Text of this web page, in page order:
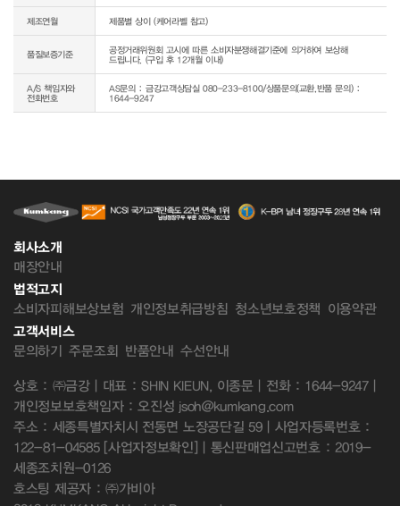
제조연월 제품별 상이 (케어라벨 참고)
품질보증기준
공정거래위원회 고시에 따른 소비자분쟁해결기준에 의거하여 보상해
드립니다. (구입 후 12개월 이내)
A/S 책임자와
전화번호
AS문의 : 금강고객상담실 080-233-8100/상품문의(교환,반품 문의) :
1644-9247
회사소개
매장안내
법적고지
소비자피해보상보험 개인정보취급방침 청소년보호정책 이용약관
고객서비스
문의하기 주문조회 반품안내 수선안내
상호 : ㈜금강 | 대표 : SHIN KIEUN, 이종문 | 전화 : 1644-9247 |
개인정보보호책임자 : 오진성 jsoh@kumkang.com
주소 : 세종특별자치시 전동면 노장공단길 59 | 사업자등록번호 :
122-81-04585 [사업자정보확인] | 통신판매업신고번호 : 2019-
세종조치원-0126
호스팅 제공자 : ㈜가비아